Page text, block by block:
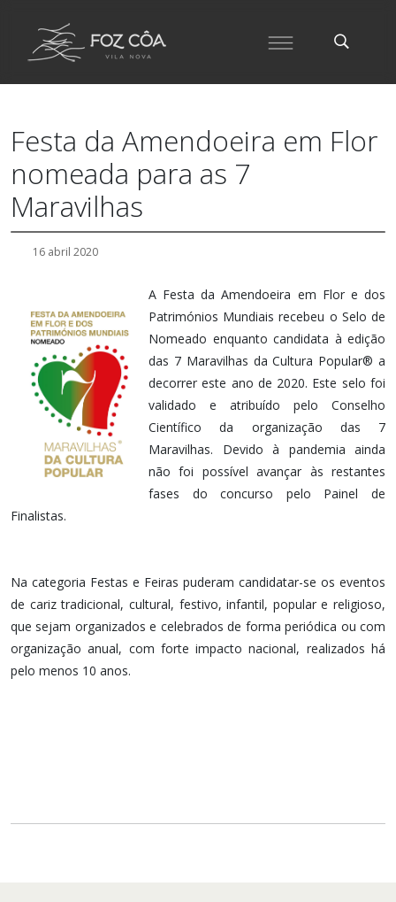
Festa da Amendoeira em Flor
nomeada para as 7
Maravilhas
16 abril 2020
A Festa da Amendoeira em Flor e dos
Patrimónios Mundiais recebeu o Selo de
Nomeado enquanto candidata à edição
das 7 Maravilhas da Cultura Popular® a
decorrer este ano de 2020. Este selo foi
validado e atribuído pelo Conselho
Científico da organização das 7
Maravilhas. Devido à pandemia ainda
não foi possível avançar às restantes
fases do concurso pelo Painel de
Finalistas.
Na categoria Festas e Feiras puderam candidatar-se os eventos
de cariz tradicional, cultural, festivo, infantil, popular e religioso,
que sejam organizados e celebrados de forma periódica ou com
organização anual, com forte impacto nacional, realizados há
pelo menos 10 anos.